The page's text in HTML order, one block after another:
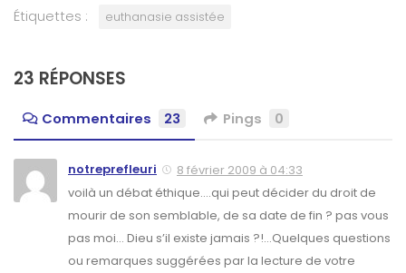
Étiquettes : euthanasie assistée
23 RÉPONSES
Commentaires 23 Pings 0
notreprefleuri
8 février 2009 à 04:33
voilà un débat éthique….qui peut décider du droit de
mourir de son semblable, de sa date de fin ? pas vous
pas moi… Dieu s’il existe jamais ?!…Quelques questions
ou remarques suggérées par la lecture de votre